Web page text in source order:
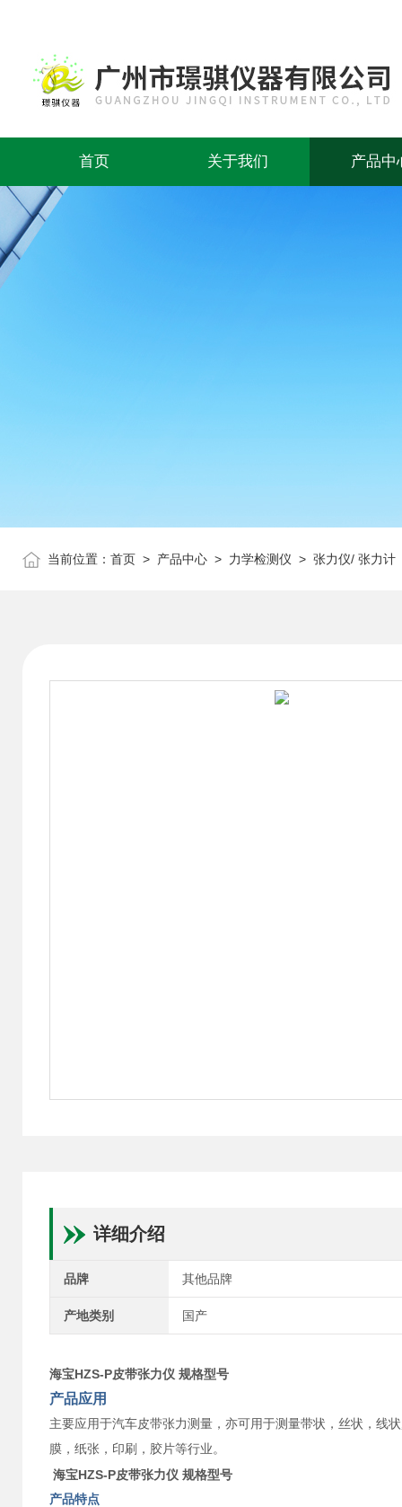
首页 关于我们 产品中
当前位置： 首页 > 产品中心 > 力学检测仪 > 张力仪/ 张力计
详细介绍
品牌 其他品牌
产地类别 国产
海宝HZS-P皮带张力仪 规格型号
产品应用
主要应用于汽车皮带张力测量，亦可用于测量带状，丝状，线
膜，纸张，印刷，胶片等行业。
海宝HZS-P皮带张力仪 规格型号
产品特点